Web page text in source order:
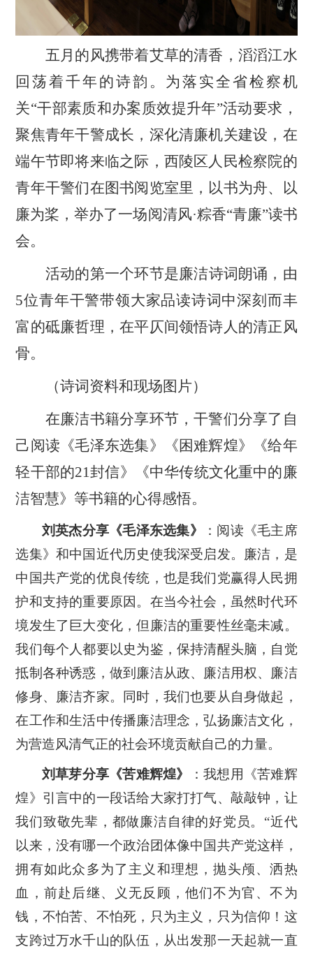
五月的风携带着艾草的清香，滔滔江水
回荡着千年的诗韵。为落实全省检察机
关“干部素质和办案质效提升年”活动要求，
聚焦青年干警成长，深化清廉机关建设，在
端午节即将来临之际， 西陵区人民检察院的
青年干警们在图书阅览室里，以书为舟、以
廉为桨，举办了一场阅清风·粽香“青廉”读书
会。
活动的第一个环节是廉洁诗词朗诵 ，由
5位青年干警带领大家品读诗词中深刻而丰
富的砥廉哲理 ，在平仄间领悟诗人的清正风
骨。
（诗词资料和现场图片）
在廉洁书籍分享环节，干警们分享了自
己阅读《毛泽东选集》《困难辉煌》《给年
轻干部的21封信》《中华传统文化重中的廉
洁智慧》等书籍的心得感悟。
刘英杰分享《毛泽东选集》
：阅读《毛主席
选集》和中国近代历史使我深受启发。廉洁，是
中国共产党的优良传统，也是我们党赢得人民拥
护和支持的重要原因。在当今社会，虽然时代环
境发生了巨大变化，但廉洁的重要性丝毫未减。
我们每个人都要以史为鉴，保持清醒头脑，自觉
抵制各种诱惑，做到廉洁从政、廉洁用权、廉洁
修身、廉洁齐家。同时，我们也要从自身做起，
在工作和生活中传播廉洁理念，弘扬廉洁文化，
为营造风清气正的社会环境贡献自己的力量。
刘草芽分享《苦难辉煌》
：我想用《苦难辉
煌》引言中的一段话给大家打打气、敲敲钟，让
我们致敬先辈，都做廉洁自律的好党员。 “近代
以来，没有哪一个政治团体像中国共产党这样，
拥有如此众多为了主义和理想，抛头颅、洒热
血，前赴后继、义无反顾，他们不为官、不为
钱，不怕苦、不怕死，只为主义，只为信仰！这
支跨过万水千山的队伍，从出发那一天起就一直